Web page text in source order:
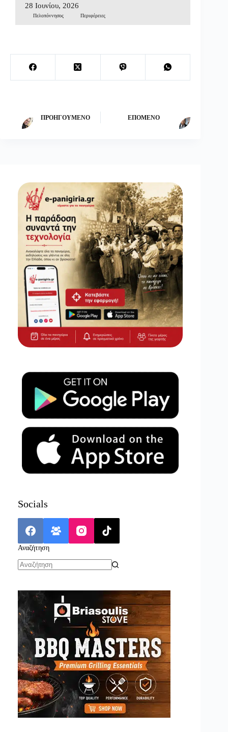
28 Ιουνίου, 2026
Πελοπόννησος Περιφέρειες
ΠΡΟΗΓΟΎΜΕΝΟ ΕΠΌΜΕΝΟ
Socials
Αναζήτηση